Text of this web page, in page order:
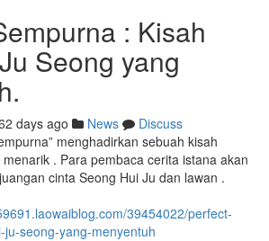
: Kisah
Seong yang
days ago News
Discuss
menghadirkan sebuah kisah
. Para pembaca cerita istana akan
cinta Seong Hui Ju dan lawan .
39454022/perfect-
seong-yang-menyentuh